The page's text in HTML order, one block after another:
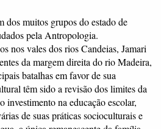
dos muitos grupos do estado de
pela Antropologia.
nos vales dos rios Candeias, Jamari
da margem direita do rio Madeira,
batalhas em favor de sua
têm sido a revisão dos limites da
investimento na educação escolar,
de suas práticas socioculturais e